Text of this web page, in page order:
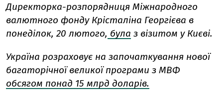
Директорка-розпорядниця Міжнародного
валютного фонду Крісталіна Георгієва в
понеділок, 20 лютого, була з візитом у Києві.
Україна розраховує на започаткування нової
багаторічної великої програми з МВФ
обсягом понад 15 млрд доларів.